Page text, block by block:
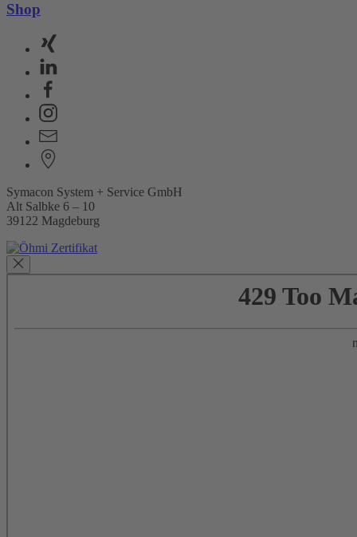
Shop
Symacon System + Service GmbH
Alt Salbke 6 – 10
39122 Magdeburg